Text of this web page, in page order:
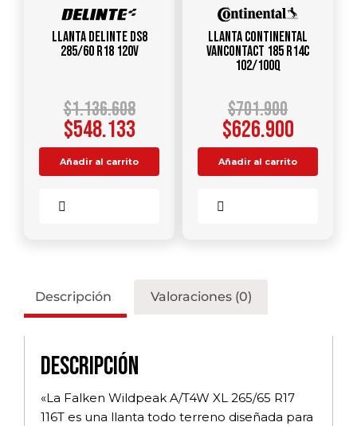
Llanta DELINTE DS8
285/60 R18 120V
$1.136.608
$548.133
Añadir al carrito
Llanta CONTINENTAL
VANCONTACT 185 R14C
102/100Q
$701.900
$626.900
Añadir al carrito
Descripción Valoraciones (0)
Descripción
«La Falken Wildpeak A/T4W XL 265/65 R17
116T es una llanta todo terreno diseñada para